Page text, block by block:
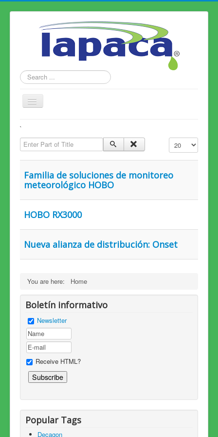
Search
...
Toggle
Navigation
Productos
Alianzas
Conózcanos
Contáctenos
`
Enter Part of Title
Display #
Familia de soluciones de monitoreo
meteorológico HOBO
HOBO RX3000
Nueva alianza de distribución: Onset
You are here: Home
Boletín informativo
Newsletter
Receive HTML?
Popular Tags
Decagon